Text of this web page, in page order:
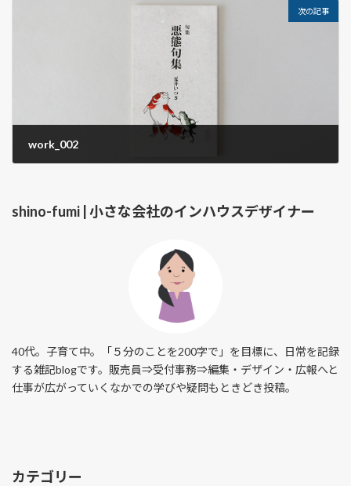
次の記事
work_002
shino-fumi | 小さな会社のインハウスデザイナー
40代。子育て中。「５分のことを200字で」を目標に、日常を記録
する雑記blogです。販売員⇒受付事務⇒編集・デザイン・広報へと
仕事が広がっていくなかでの学びや疑問もときどき投稿。
カテゴリー